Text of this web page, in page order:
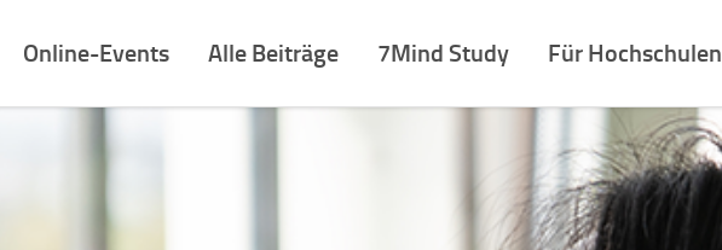
Online-Events Alle Beiträge 7Mind Study Für Hochschulen